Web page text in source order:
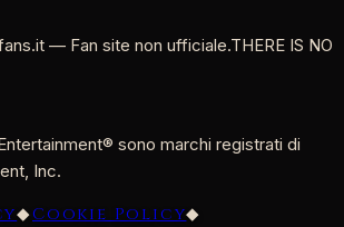
— Fan site non ufficiale.THERE IS NO
sono marchi registrati di
Inc.
◆Cookie Policy◆